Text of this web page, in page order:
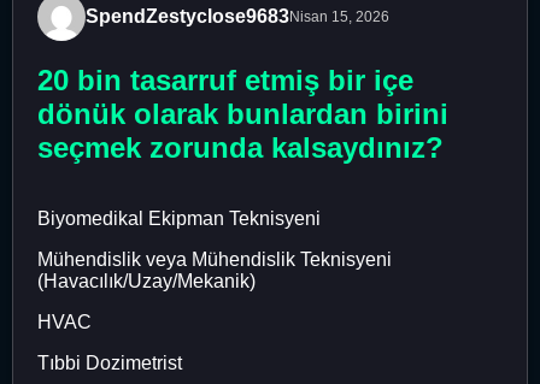
SpendZestyclose9683Nisan 15, 2026
20 bin tasarruf etmiş bir içe
dönük olarak bunlardan birini
seçmek zorunda kalsaydınız?
Biyomedikal Ekipman Teknisyeni
Mühendislik veya Mühendislik Teknisyeni
(Havacılık/Uzay/Mekanik)
HVAC
Tıbbi Dozimetrist